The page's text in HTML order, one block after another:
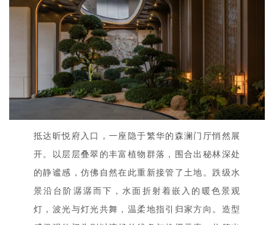
抵达昕悦府入口，一座隐于繁华的森澜门厅悄然展
开。以层层叠翠的丰富植物群落，围合出秘林深处
的静谧感，仿佛自然在此重新接管了土地。跌级水
景沿台阶潺潺而下，水面折射着嵌入的暖色景观
灯，波光与灯光共舞，温柔地指引归家方向。造型